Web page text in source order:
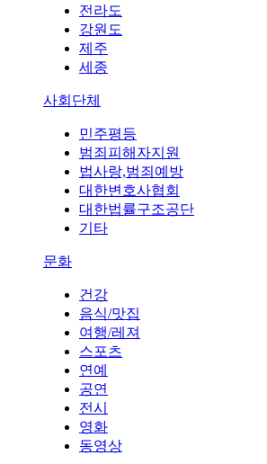
전라도
강원도
제주
세종
사회단체
민주평등
범죄피해자지원
법사랑,범죄예방
대한변호사협회
대한법률구조공단
기타
문화
건강
음식/맛집
여행/레져
스포츠
연예
공연
전시
영화
동영상